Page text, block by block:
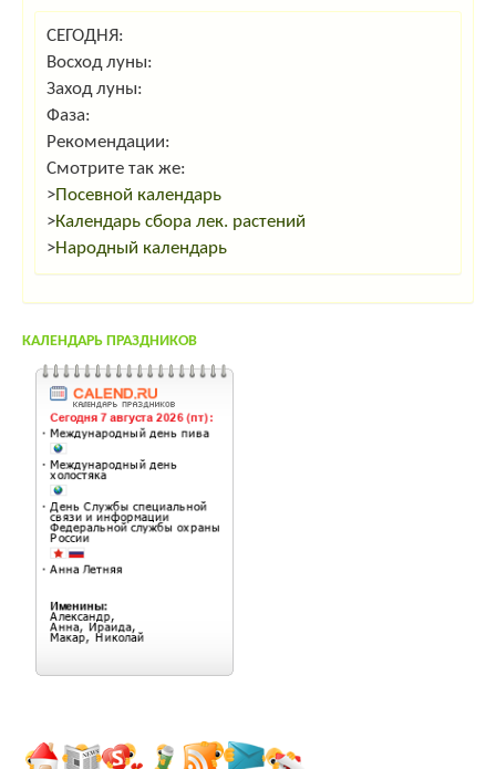
СЕГОДНЯ:
Восход луны:
Заход луны:
Фаза:
Рекомендации:
Смотрите так же:
>Посевной календарь
>Календарь сбора лек. растений
>Народный календарь
КАЛЕНДАРЬ ПРАЗДНИКОВ